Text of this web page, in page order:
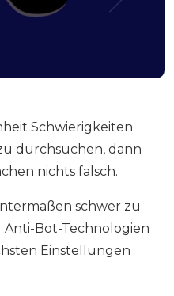
Schwierigkeiten
durchsuchen, dann
nichts falsch.
schwer zu
Anti-Bot-Technologien
Einstellungen